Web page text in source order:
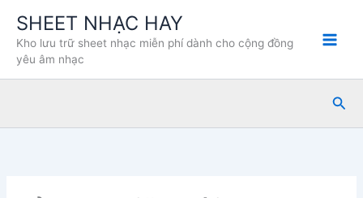
dung
SHEET NHẠC HAY
Kho lưu trữ sheet nhạc miễn phí dành cho cộng đồng
yêu âm nhạc
Tìm